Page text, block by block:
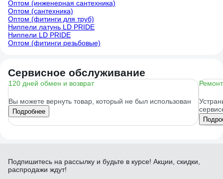
Оптом (инженерная сантехника)
Оптом (сантехника)
Оптом (фитинги для труб)
Ниппели латунь LD PRIDE
Ниппели LD PRIDE
Оптом (фитинги резьбовые)
Сервисное обслуживание
120 дней обмен и возврат
Вы можете вернуть товар, который не был использован
Подробнее
Подпишитесь на рассылку и будьте в курсе! Акции, скидки,
распродажи ждут!